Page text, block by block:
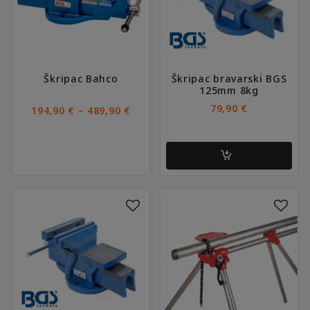
Škripac Bahco
194,90 € – 489,90 €
194,90 €
Opcije
stranici
Škripac bravarski BGS
125mm 8kg
79,90 €